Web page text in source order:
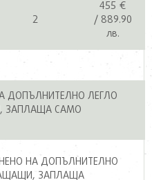
2
455 €
/ 889.90
лв.
ДОПЪЛНИТЕЛНО ЛЕГЛО
ЗАПЛАЩА САМО
НА ДОПЪЛНИТЕЛНО
ЗАПЛАЩА